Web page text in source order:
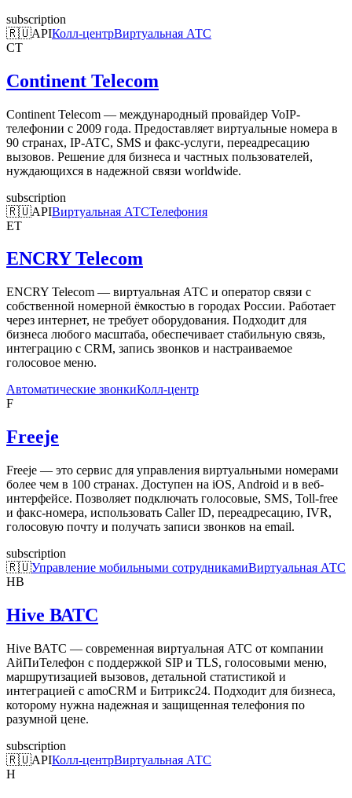
subscription
🇷🇺APIКолл-центрВиртуальная АТС
CT
Continent Telecom
Continent Telecom — международный провайдер VoIP-
телефонии с 2009 года. Предоставляет виртуальные номера в
90 странах, IP-АТС, SMS и факс-услуги, переадресацию
вызовов. Решение для бизнеса и частных пользователей,
нуждающихся в надежной связи worldwide.
subscription
🇷🇺APIВиртуальная АТСТелефония
ET
ENCRY Telecom
ENCRY Telecom — виртуальная АТС и оператор связи с
собственной номерной ёмкостью в городах России. Работает
через интернет, не требует оборудования. Подходит для
бизнеса любого масштаба, обеспечивает стабильную связь,
интеграцию с CRM, запись звонков и настраиваемое
голосовое меню.
Автоматические звонкиКолл-центр
F
Freeje
Freeje — это сервис для управления виртуальными номерами
более чем в 100 странах. Доступен на iOS, Android и в веб-
интерфейсе. Позволяет подключать голосовые, SMS, Toll-free
и факс-номера, использовать Caller ID, переадресацию, IVR,
голосовую почту и получать записи звонков на email.
subscription
🇷🇺Управление мобильными сотрудникамиВиртуальная АТС
HВ
Hive ВАТС
Hive ВАТС — современная виртуальная АТС от компании
АйПиТелефон с поддержкой SIP и TLS, голосовыми меню,
маршрутизацией вызовов, детальной статистикой и
интеграцией с amoCRM и Битрикс24. Подходит для бизнеса,
которому нужна надежная и защищенная телефония по
разумной цене.
subscription
🇷🇺APIКолл-центрВиртуальная АТС
H